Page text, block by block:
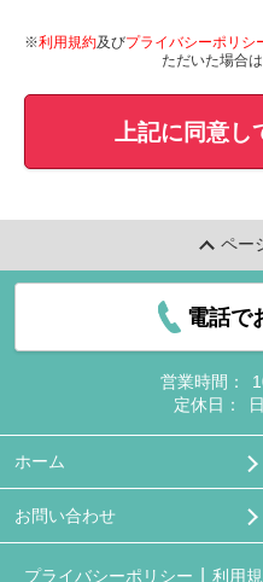
※利用規約及びプライバシーポリシ
ただいた場合
上記に同意し
ペー
電話で
営業時間：
定休日：
ホーム
お問い合わせ
プライバシーポリシー 利用